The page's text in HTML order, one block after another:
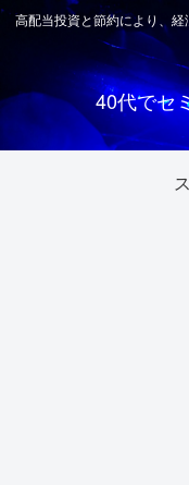
高配当投資と節約により、
40代でセ